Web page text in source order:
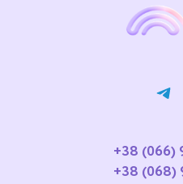
+38 (066)
+38 (068)